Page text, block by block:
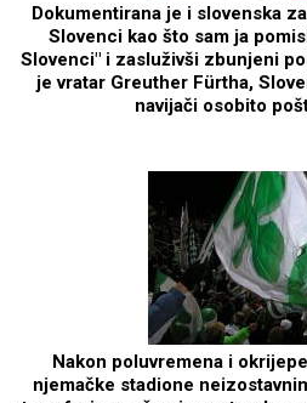
Dokumentirana je i slovenska
Slovenci kao što sam ja
Slovenci" i zasluživši zbunjeni
je vratar Greuther Fürtha,
navijači osobito
Nakon poluvremena i
njemačke stadione